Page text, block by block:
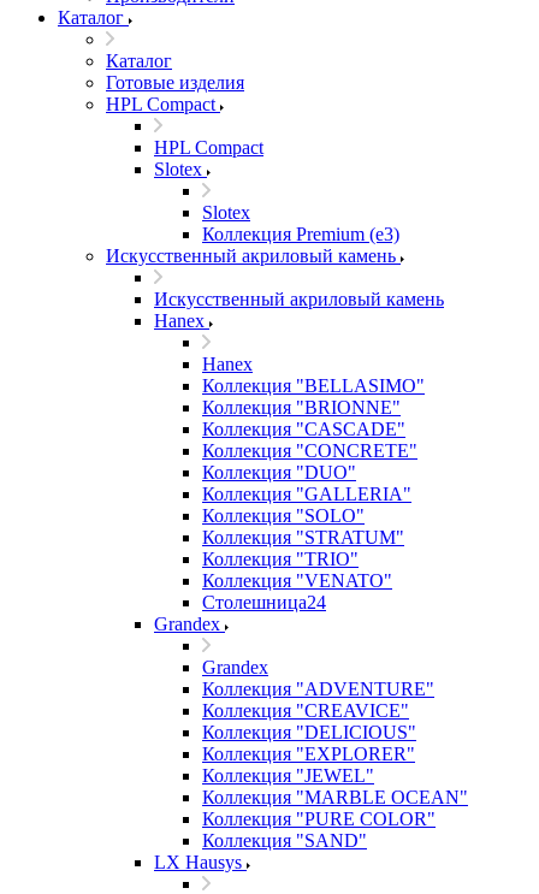
Каталог
Каталог
Готовые изделия
HPL Compact
HPL Compact
Slotex
Slotex
Коллекция Premium (e3)
Искусственный акриловый камень
Искусственный акриловый камень
Hanex
Hanex
Коллекция "BELLASIMO"
Коллекция "BRIONNE"
Коллекция "CASCADE"
Коллекция "CONCRETE"
Коллекция "DUO"
Коллекция "GALLERIA"
Коллекция "SOLO"
Коллекция "STRATUM"
Коллекция "TRIO"
Коллекция "VENATO"
Столешница24
Grandex
Grandex
Коллекция "ADVENTURE"
Коллекция "CREAVICE"
Коллекция "DELICIOUS"
Коллекция "EXPLORER"
Коллекция "JEWEL"
Коллекция "MARBLE OCEAN"
Коллекция "PURE COLOR"
Коллекция "SAND"
LX Hausys